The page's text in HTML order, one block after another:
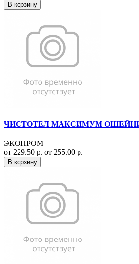
В корзину
ЧИСТОТЕЛ МАКСИМУМ
ЭКОПРОМ
от 229.50 р. от 255.00 р.
В корзину